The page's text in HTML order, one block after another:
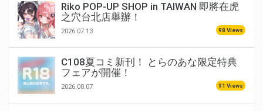
Riko POP-UP SHOP in TAIWAN 即將在虎
之穴台北店舉辦！
2026.07.13 98 Views
C108夏コミ新刊！ とらのあな限定特典
フェアが開催！
2026.08.07 91 Views